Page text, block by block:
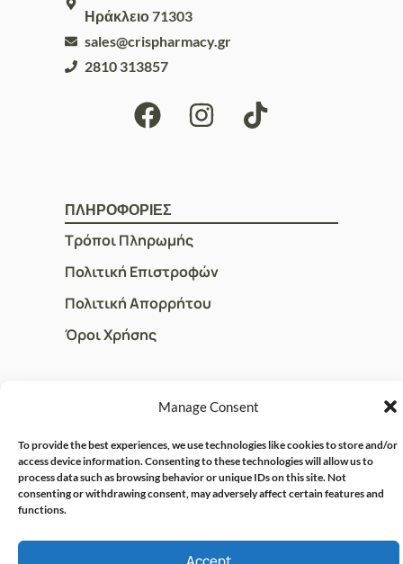
Manage Consent
To provide the best experiences, we use technologies like cookies to store and/or
access device information. Consenting to these technologies will allow us to
process data such as browsing behavior or unique IDs on this site. Not
consenting or withdrawing consent, may adversely affect certain features and
functions.
Ηράκλειο 71303
sales@crispharmacy.gr
2810 313857
ΠΛΗΡΟΦΟΡΙΕΣ
Τρόποι Πληρωμής
Πολιτική Επιστροφών
Πολιτική Απορρήτου
Όροι Χρήσης
ΓΡΗΓΟΡOI ΣΥΝΔΕΣΜΟΙ
Η Ομάδα μας
Επικοινωνία